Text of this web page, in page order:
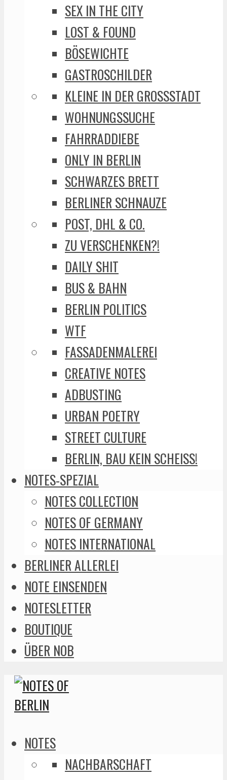
SEX IN THE CITY
LOST & FOUND
BÖSEWICHTE
GASTROSCHILDER
KLEINE IN DER GROSSSTADT
WOHNUNGSSUCHE
FAHRRADDIEBE
ONLY IN BERLIN
SCHWARZES BRETT
BERLINER SCHNAUZE
POST, DHL & CO.
ZU VERSCHENKEN?!
DAILY SHIT
BUS & BAHN
BERLIN POLITICS
WTF
FASSADENMALEREI
CREATIVE NOTES
ADBUSTING
URBAN POETRY
STREET CULTURE
BERLIN, BAU KEIN SCHEISS!
NOTES-SPEZIAL
NOTES COLLECTION
NOTES OF GERMANY
NOTES INTERNATIONAL
BERLINER ALLERLEI
NOTE EINSENDEN
NOTESLETTER
BOUTIQUE
ÜBER NOB
NOTES
NACHBARSCHAFT